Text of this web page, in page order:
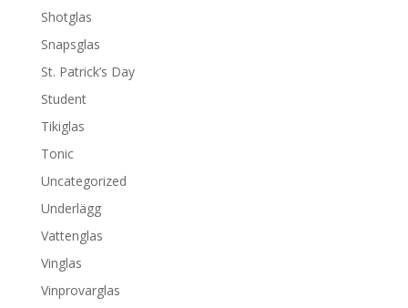
Shotglas
Snapsglas
St. Patrick’s Day
Student
Tikiglas
Tonic
Uncategorized
Underlägg
Vattenglas
Vinglas
Vinprovarglas